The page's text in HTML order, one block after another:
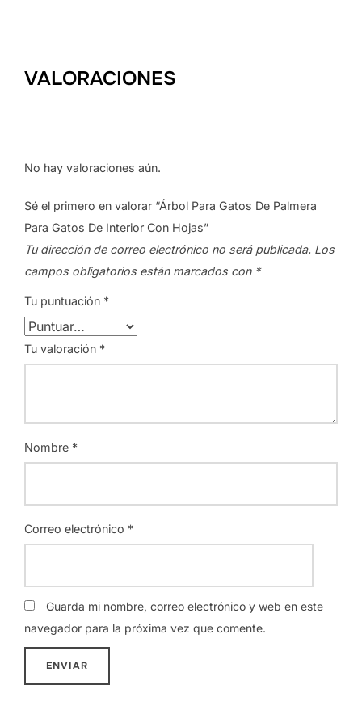
VALORACIONES
No hay valoraciones aún.
Sé el primero en valorar “Árbol Para Gatos De Palmera
Para Gatos De Interior Con Hojas”
Tu dirección de correo electrónico no será publicada. Los
campos obligatorios están marcados con *
Tu puntuación *
Tu valoración *
Nombre *
Correo electrónico *
Guarda mi nombre, correo electrónico y web en este
navegador para la próxima vez que comente.